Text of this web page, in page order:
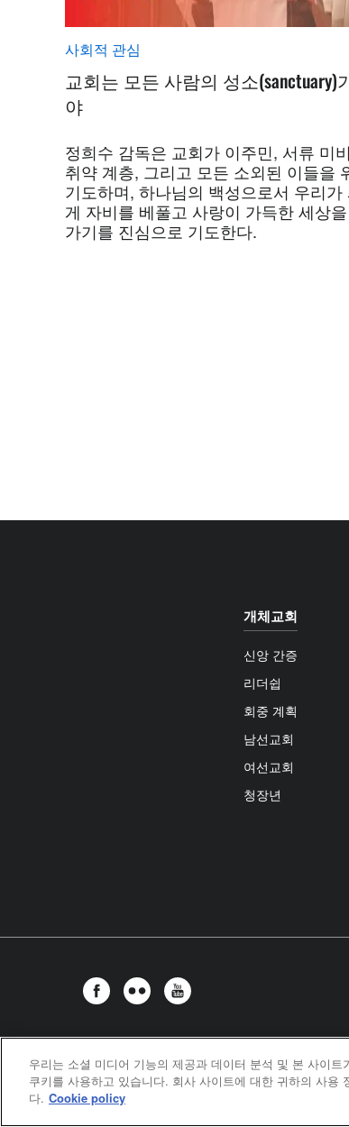
사회적 관심
교회는 모든 사람의 성소(sanctuary)
야
정희수 감독은 교회가 이주민, 서류 미
취약 계층, 그리고 모든 소외된 이들을
기도하며, 하나님의 백성으로서 우리가
게 자비를 베풀고 사랑이 가득한 세상
가기를 진심으로 기도한다.
개체교회
신앙 간증
리더쉽
회중 계획
남선교회
여선교회
청장년
우리는 소셜 미디어 기능의 제공과 데이터 분석 및 본 사이
쿠키를 사용하고 있습니다. 회사 사이트에 대한 귀하의 사
다. Cookie policy